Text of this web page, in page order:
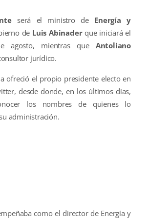
será el ministro deEnergía y
de Luis Abinaderque iniciará el
agosto, mientras que Antoliano
jurídico.
ofreció el propio presidente electo en
desde donde, en los últimos días,
los nombres de quienes lo
administración.
como el director de Energía y